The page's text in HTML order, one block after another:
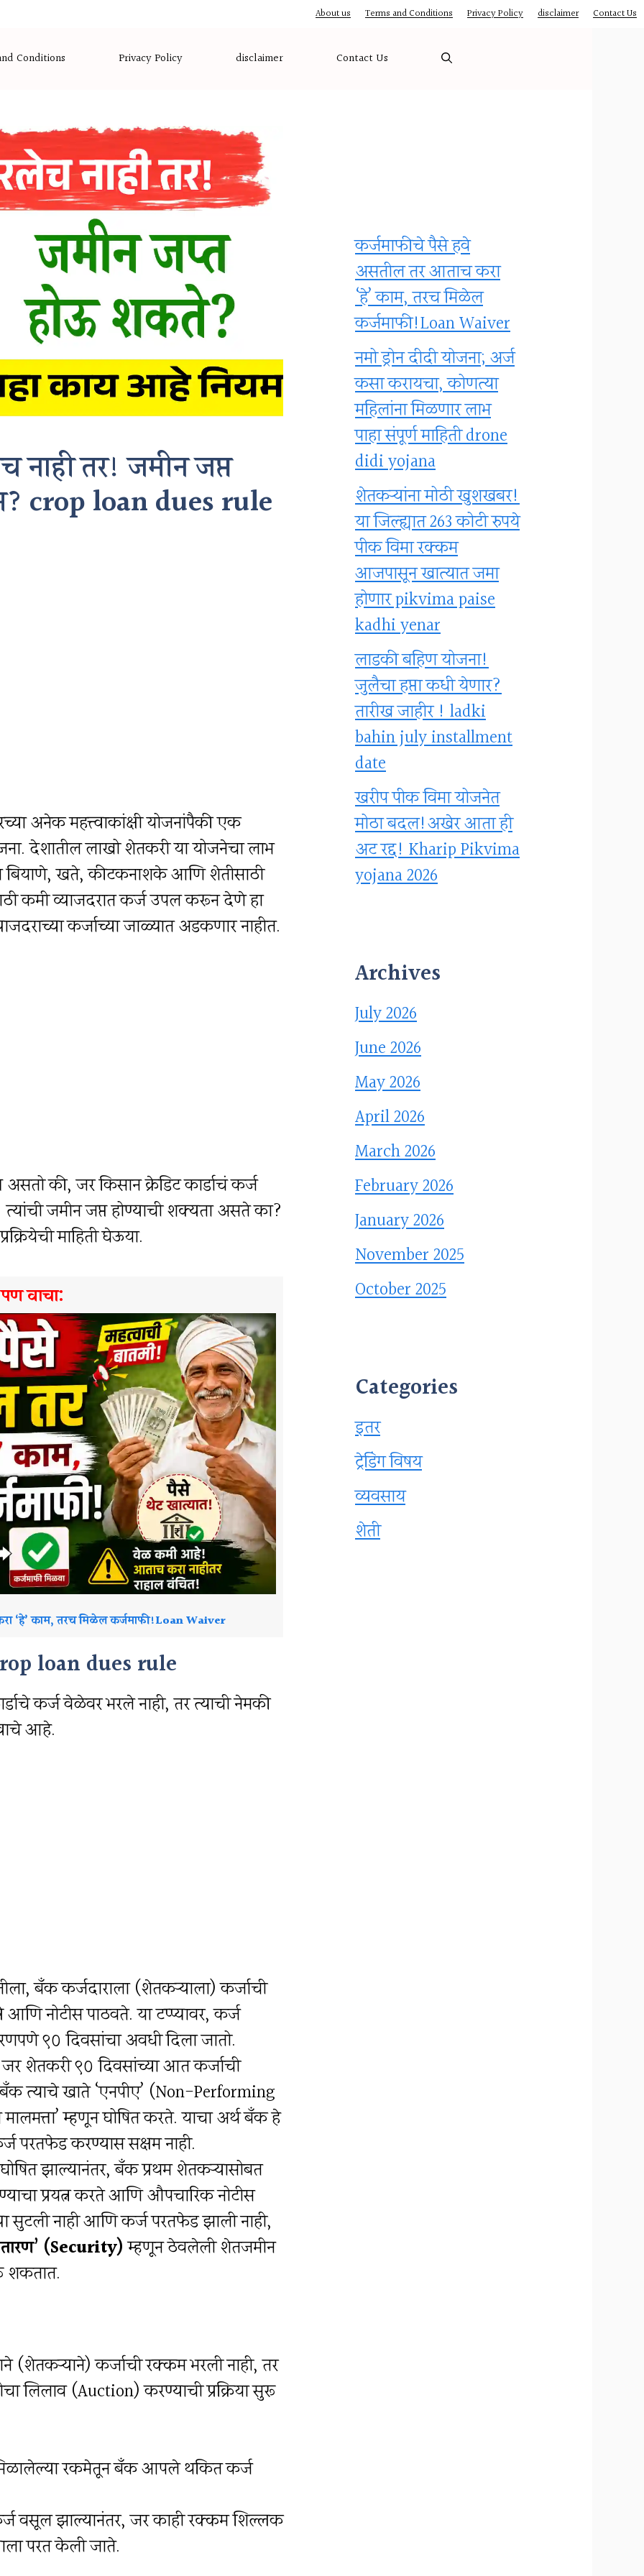
About us Terms and Conditions Privacy Policy disclaimer Contact Us
Conditions Privacy Policy disclaimer Contact Us
तर! जमीन जप्त
crop loan dues rule
अनेक महत्त्वाकांक्षी योजनांपैकी एक
देशातील लाखो शेतकरी या योजनेचा लाभ
बियाणे, खते, कीटकनाशके आणि शेतीसाठी
कमी व्याजदरात कर्ज उपलब्ध करून देणे हा
कर्जाच्या जाळ्यात अडकणार नाहीत.
की, जर किसान क्रेडिट कार्डाचं कर्ज
जमीन जप्त होण्याची शक्यता असते का?
माहिती घेऊया.
वाचा:
‘हे’ काम, तरच मिळेल कर्जमाफी!Loan Waiver
loan dues rule
कर्ज वेळेवर भरले नाही, तर त्याची नेमकी
आहे.
बँक कर्जदाराला (शेतकऱ्याला) कर्जाची
नोटीस पाठवते. या टप्प्यावर, कर्ज
९० दिवसांचा अवधी दिला जातो.
शेतकरी ९० दिवसांच्या आत कर्जाची
त्याचे खाते ‘एनपीए’ (Non-Performing
म्हणून घोषित करते. याचा अर्थ बँक हे
परतफेड करण्यास सक्षम नाही.
झाल्यानंतर, बँक प्रथम शेतकऱ्यासोबत
प्रयत्न करते आणि औपचारिक नोटीस
सुटली नाही आणि कर्ज परतफेड झाली नाही,
(Security)म्हणून ठेवलेली शेतजमीन
शकतात.
(शेतकऱ्याने) कर्जाची रक्कम भरली नाही, तर
लिलाव (Auction) करण्याची प्रक्रिया सुरू
रकमेतून बँक आपले थकित कर्ज
वसूल झाल्यानंतर, जर काही रक्कम शिल्लक
परत केली जाते.
कर्जमाफीचे पैसे हवे
असतील तर आताच करा
‘हे’ काम, तरच मिळेल
कर्जमाफी!Loan Waiver
नमो ड्रोन दीदी योजना; अर्ज
कसा करायचा, कोणत्या
महिलांना मिळणार लाभ
पाहा संपूर्ण माहिती drone
didi yojana
शेतकऱ्यांना मोठी खुशखबर!
या जिल्ह्यात 263 कोटी रुपये
पीक विमा रक्कम
आजपासून खात्यात जमा
होणार pikvima paise
kadhi yenar
लाडकी बहिण योजना!
जुलैचा हप्ता कधी येणार?
तारीख जाहीर ! ladki
bahin july installment
date
खरीप पीक विमा योजनेत
मोठा बदल!अखेर आता ही
अट रद्द! Kharip Pikvima
yojana 2026
Archives
July 2026
June 2026
May 2026
April 2026
March 2026
February 2026
January 2026
November 2025
October 2025
Categories
इतर
ट्रेडिंग विषय
व्यवसाय
शेती